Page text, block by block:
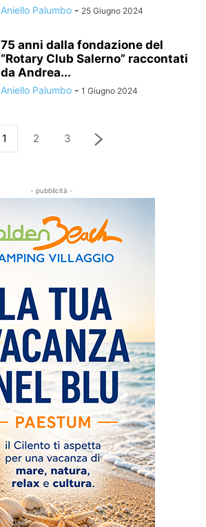
Aniello Palumbo - 25 Giugno 2024
75 anni dalla fondazione del
“Rotary Club Salerno” raccontati
da Andrea...
Aniello Palumbo - 1 Giugno 2024
1 2 3
- pubblicità -